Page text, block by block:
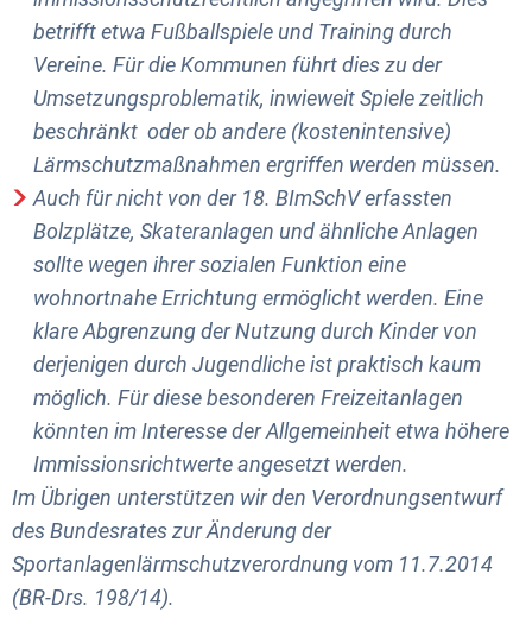
betrifft etwa Fußballspiele und Training durch
Vereine. Für die Kommunen führt dies zu der
Umsetzungsproblematik, inwieweit Spiele zeitlich
beschränkt oder ob andere (kostenintensive)
Lärmschutzmaßnahmen ergriffen werden müssen.
Auch für nicht von der 18. BImSchV erfassten
Bolzplätze, Skateranlagen und ähnliche Anlagen
sollte wegen ihrer sozialen Funktion eine
wohnortnahe Errichtung ermöglicht werden. Eine
klare Abgrenzung der Nutzung durch Kinder von
derjenigen durch Jugendliche ist praktisch kaum
möglich. Für diese besonderen Freizeitanlagen
könnten im Interesse der Allgemeinheit etwa höhere
Immissionsrichtwerte angesetzt werden.
Im Übrigen unterstützen wir den Verordnungsentwurf
des Bundesrates zur Änderung der
Sportanlagenlärmschutzverordnung vom 11.7.2014
(BR-Drs. 198/14).